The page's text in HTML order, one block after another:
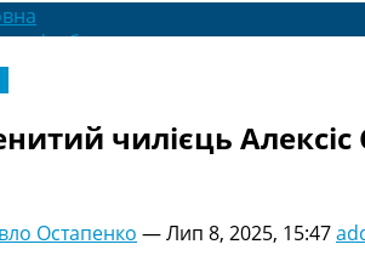
футболу
Відео
Новини футболу України
Футбольні трансфери
Останні коментарі
Рейтінги
чилієць
Остапенко —Лип 8, 2025, 15:47